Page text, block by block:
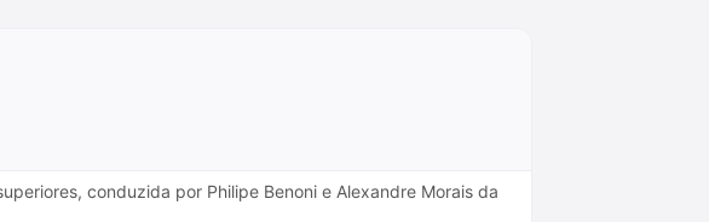
conduzida por Philipe Benoni e Alexandre Morais da